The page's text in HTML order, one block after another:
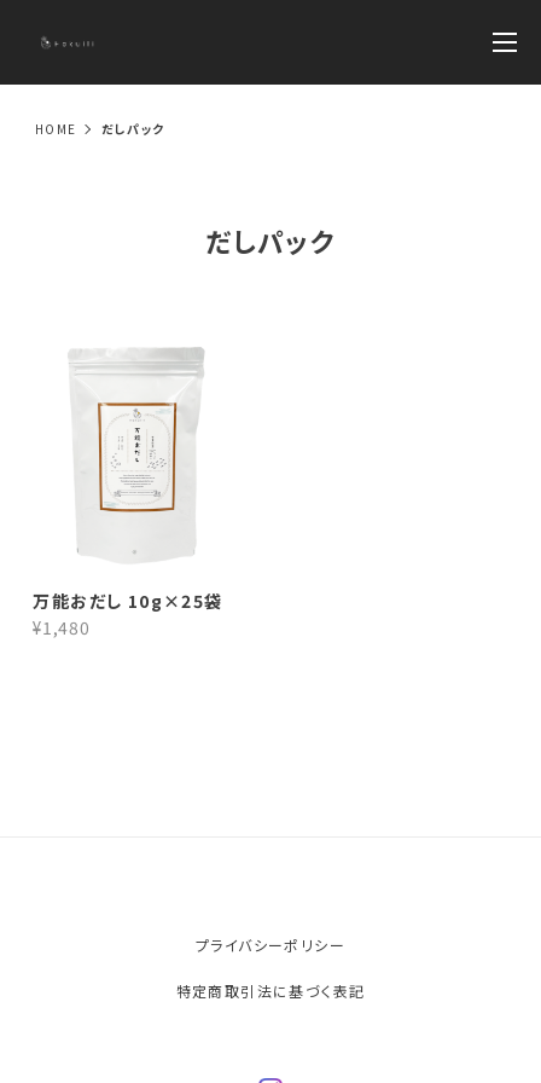
HOME だしパック
だしパック
万能おだし 10g×25袋
¥1,480
プライバシーポリシー
特定商取引法に基づく表記